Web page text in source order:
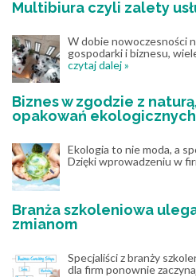
Multibiura czyli zalety
W dobie nowoczesności
gospodarki i biznesu,
czytaj dalej »
Biznes w zgodzie z
opakowań ekologicznych
Ekologia to nie moda, a
Dzięki wprowadzeniu w
Branża szkoleniowa
zmianom
Specjaliści z branży
dla firm ponownie